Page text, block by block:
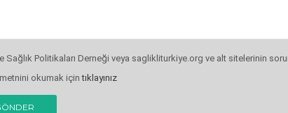
Sağlık Politikaları Derneği veya saglikliturkiye.org ve alt sitelerinin
metnini okumak içintıklayınız